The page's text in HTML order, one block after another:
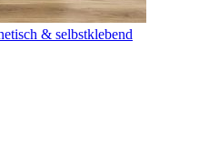
& selbstklebend